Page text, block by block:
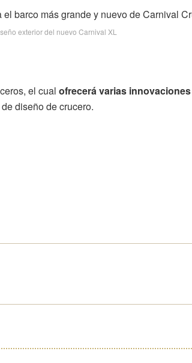
exterior del nuevo Carnival XL
el cual ofrecerá varias
diseño de crucero.